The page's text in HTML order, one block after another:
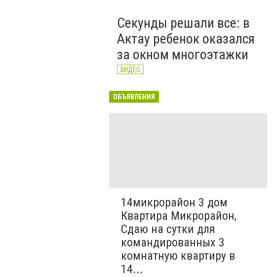
Секунды решали все: в
Актау ребенок оказался
за окном многоэтажки
ВИДЕО
ОБЪЯВЛЕНИЯ
14микрорайон 3 дом
Квартира Микрорайон,
Сдаю на сутки для
командированных 3
комнатную квартиру в
14...